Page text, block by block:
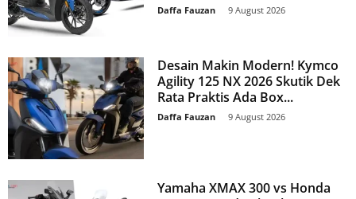
Daffa Fauzan 9 August 2026
Desain Makin Modern! Kymco
Agility 125 NX 2026 Skutik Dek
Rata Praktis Ada Box...
Daffa Fauzan 9 August 2026
Yamaha XMAX 300 vs Honda